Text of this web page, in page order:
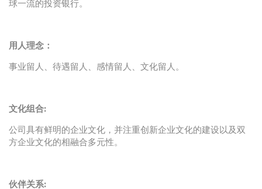
球一流的投资银行。
用人理念：
事业留人、待遇留人、感情留人、文化留人。
文化组合:
公司具有鲜明的企业文化，并注重创新企业文化的建设以及双
方企业文化的相融合多元性。
伙伴关系: